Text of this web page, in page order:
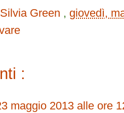
Silvia Green , giovedì,
:
maggio 2013 alle ore